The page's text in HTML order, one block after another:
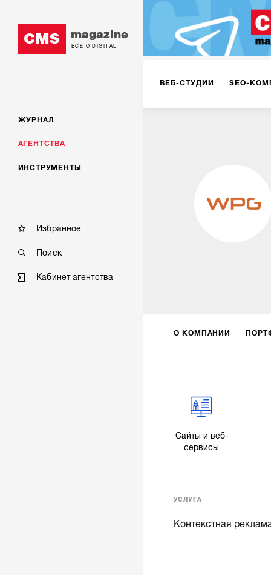
CMS magazine
ВСЕ О DIGITAL
ЖУРНАЛ
АГЕНТСТВА
ИНСТРУМЕНТЫ
Избранное
Поиск
Кабинет агентства
ВЕБ-СТУДИИ SEO-
О КОМПАНИИ
Сайты и веб-
сервисы
УСЛУГА
Контекстная